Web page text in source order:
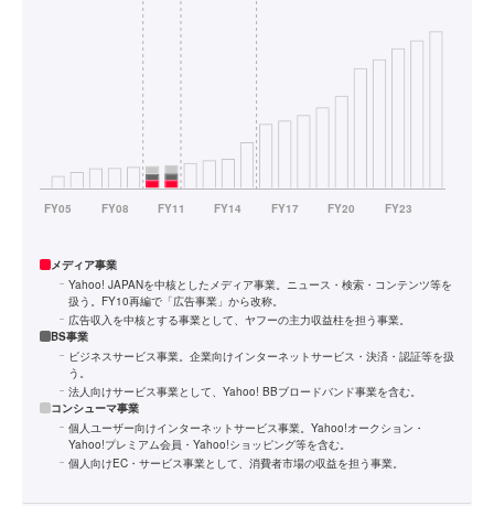
メディア事業
Yahoo! JAPANを中核としたメディア事業。ニュース・検索・コンテンツ等を
扱う。FY10再編で「広告事業」から改称。
広告収入を中核とする事業として、ヤフーの主力収益柱を担う事業。
BS事業
ビジネスサービス事業。企業向けインターネットサービス・決済・認証等を扱
う。
法人向けサービス事業として、Yahoo! BBブロードバンド事業を含む。
コンシューマ事業
個人ユーザー向けインターネットサービス事業。Yahoo!オークション・
Yahoo!プレミアム会員・Yahoo!ショッピング等を含む。
個人向けEC・サービス事業として、消費者市場の収益を担う事業。